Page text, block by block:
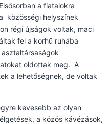
a fiatalokra
közösségi helyszínek
régi újságok voltak, maci
fel a korhű ruhába
oldottak meg. A
a lehetőségnek, de voltak
kevesebb az olyan
a közös kávézások,